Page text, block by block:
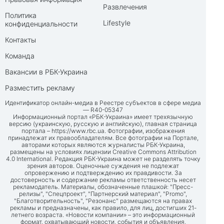
Политика
конфиденциальности
Контакты
Команда
Вакансии в РБК-Украина
Разместить рекламу
Развлечения
Lifestyle
Идентификатор онлайн-медиа в Реестре субъектов в сфере медиа
— R40-05347
Информационный портал «РБК-Украина» имеет трехязычную
версию (украинскую, русскую и английскую), главная страница
портала – https://www.rbc.ua. Фотографии, изображения
принадлежат их правообладателям. Все фотографии на Портале,
авторами которых являются журналисты РБК-Украина,
размещены на условиях лицензии Creative Commons Attribution
4.0 International. Редакция РБК-Украина может не разделять точку
зрения авторов. Оценочные суждения не подлежат
опровержению и подтверждению их правдивости. За
достоверность и содержание рекламы ответственность несет
рекламодатель. Материалы, обозначенные плашкой: "Пресс-
релизы", "Спецпроект", "Партнерский материал", "Promo",
"Благотворительность", "Резонанс" размещаются на правах
рекламы и предназначены, как правило, для лиц, достигших 21-
летнего возраста. «Новости компании» – это информационный
формат, охватывающий новости, события и объявления,